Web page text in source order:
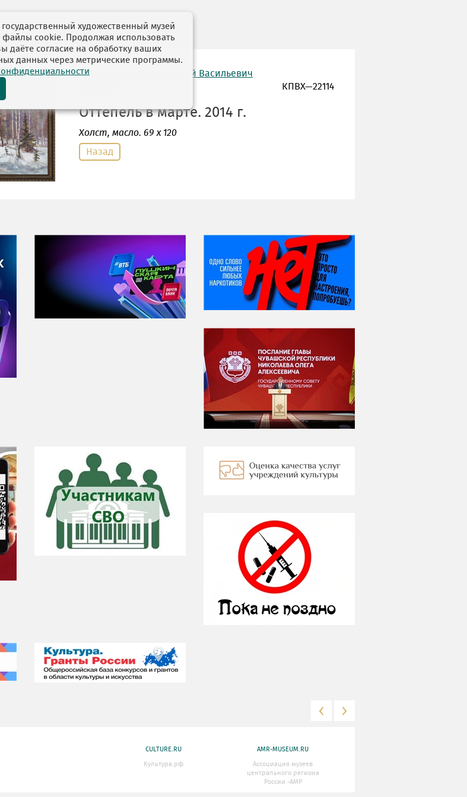
автор: Данилов Анатолий Васильевич
КПВХ—22114
Оттепель в марте. 2014 г.
Холст, масло. 69 х 120
Назад
НИ ДНЯ БЕЗ ДАТЫ...
08 августа
ВСЕМИРНЫЙ ДЕНЬ
КОШЕК
CULTURE.RU
Культура.рф
AMR-MUSEUM.RU
Ассоциация музеев
центрального региона
России -АМР
художественный музей
файлы cookie. Продолжая использовать
даёте согласие на обработку ваших
данных через метрические программы.